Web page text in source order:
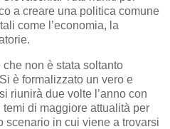
a creare una politica comune
come l’economia, la
non è stata soltanto
è formalizzato un vero e
riunirà due volte l’anno con
di maggiore attualità per
scenario in cui viene a trovarsi